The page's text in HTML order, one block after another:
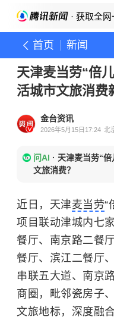
· 获取全
首页 新闻
天津麦当劳“倍
活城市文旅消费
金台资讯
2026年5月15日17:24 北
问AI · 天津麦当劳“
文旅消费？
近日，天津麦当劳“
项目联动津城内七
餐厅、南京路二餐
餐厅、滨江二餐厅
串联五大道、南京
商圈，毗邻瓷房子
文旅地标，深度融